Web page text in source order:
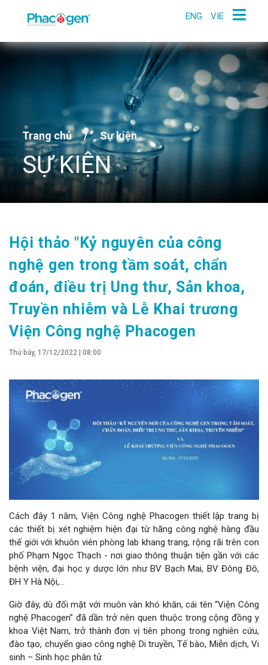
ENG VIE
Trang chủ / Sự kiện
SỰ KIỆN
Hội thảo "Kỷ nguyên của công
nghệ gen trong tầm soát, chẩn
đoán, điều trị Ung thư, Sản khoa,
Truyền nhiễm và Lễ Khai trương
Viện Công nghệ Phacogen
Thứ bảy, 17/12/2022 | 08:00
Cách đây 1 năm, Viện Công nghệ Phacogen thiết lập trang bị
các thiết bị xét nghiệm hiện đại từ hãng công nghệ hàng đầu
thế giới với khuôn viên phòng lab khang trang, rộng rãi trên con
phố Phạm Ngọc Thạch - nơi giao thông thuận tiện gần với các
bệnh viện, đại học y dược lớn như BV Bạch Mai, BV Đông Đô,
ĐH Y Hà Nội,...
Giờ đây, dù đối mặt với muôn vàn khó khăn, cái tên “Viện Công
nghệ Phacogen” đã dần trở nên quen thuộc trong cộng đồng y
khoa Việt Nam, trở thành đơn vị tiên phong trong nghiên cứu,
đào tạo, chuyển giao công nghệ Di truyền, Tế bào, Miễn dịch, Vi
sinh – Sinh học phân tử.